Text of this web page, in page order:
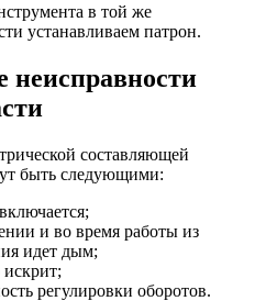
в той же
устанавливаем патрон.
неисправности
составляющей
быть следующими:
и во время работы из
идет дым;
искрит;
регулировки оборотов.